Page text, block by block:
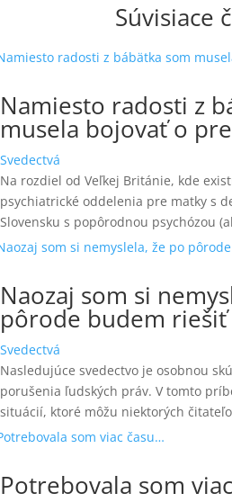
Súvisiace
Namiesto radosti z
musela bojovať o
Svedectvá
Na rozdiel od Veľkej Británie, kde
psychiatrické oddelenia pre matky s
Slovensku s popôrodnou psychózou
Naozaj som si
pôrode budem
Svedectvá
Nasledujúce svedectvo je osobnou
porušenia ľudských práv. V tomto
situácií, ktoré môžu niektorých
Potrebovala som